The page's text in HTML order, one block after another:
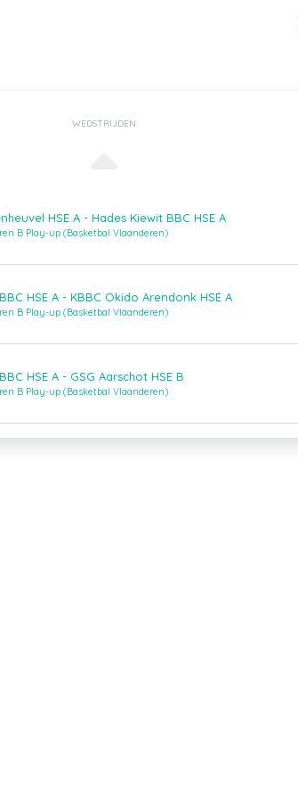
WEDSTRIJDEN
HSE A - Hades Kiewit BBC HSE A
B Play-up (Basketbal Vlaanderen)
HSE A - KBBC Okido Arendonk HSE A
B Play-up (Basketbal Vlaanderen)
HSE A - GSG Aarschot HSE B
B Play-up (Basketbal Vlaanderen)